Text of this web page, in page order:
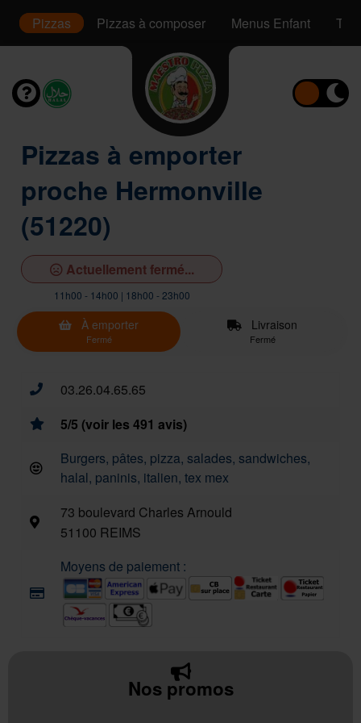
Pizzas Pizzas à composer Menus Enfant
Pizzas à emporter
proche Hermonville
(51220)
Actuellement fermé...
11h00 - 14h00 | 18h00 - 23h00
À emporter
Fermé
Livraison
Fermé
03.26.04.65.65
5/5 (voir les 491 avis)
Burgers, pâtes, pizza, salades, sandwiches,
halal, paninis, italien, tex mex
73 boulevard Charles Arnould
51100 REIMS
Moyens de paiement :
Nos promos